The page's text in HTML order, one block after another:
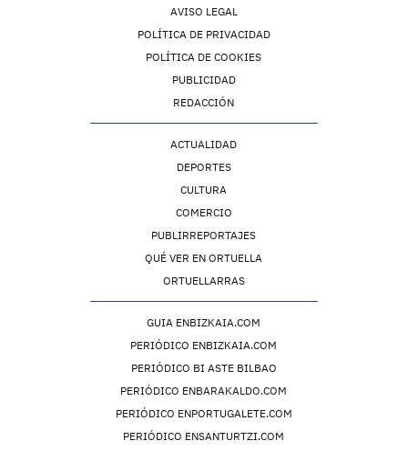
AVISO LEGAL
POLÍTICA DE PRIVACIDAD
POLÍTICA DE COOKIES
PUBLICIDAD
REDACCIÓN
ACTUALIDAD
DEPORTES
CULTURA
COMERCIO
PUBLIRREPORTAJES
QUÉ VER EN ORTUELLA
ORTUELLARRAS
GUIA ENBIZKAIA.COM
PERIÓDICO ENBIZKAIA.COM
PERIÓDICO BI ASTE BILBAO
PERIÓDICO ENBARAKALDO.COM
PERIÓDICO ENPORTUGALETE.COM
PERIÓDICO ENSANTURTZI.COM